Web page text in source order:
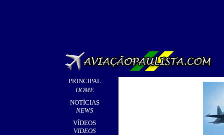
PRINCIPAL
HOME
NOTÍCIAS
NEWS
VÍDEOS
VIDEOS